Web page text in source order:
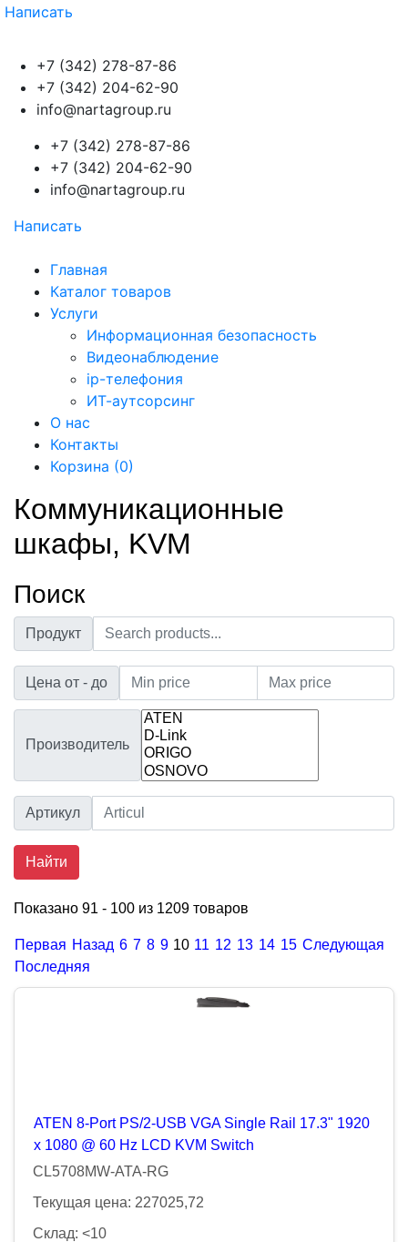
Написать
+7 (342) 278-87-86
+7 (342) 204-62-90
info@nartagroup.ru
+7 (342) 278-87-86
+7 (342) 204-62-90
info@nartagroup.ru
Написать
Главная
Каталог товаров
Услуги
Информационная безопасность
Видеонаблюдение
ip-телефония
ИТ-аутсорсинг
О нас
Контакты
Корзина (0)
Коммуникационные
шкафы, KVM
Поиск
Продукт
Цена от - до
Производитель
Артикул
Найти
Показано 91 - 100 из 1209 товаров
Первая Назад 6 7 8 9 10 11 12 13 14 15 Следующая
Последняя
ATEN 8-Port PS/2-USB VGA Single Rail 17.3" 1920
x 1080 @ 60 Hz LCD KVM Switch
CL5708MW-ATA-RG
Текущая цена: 227025,72
Склад: <10